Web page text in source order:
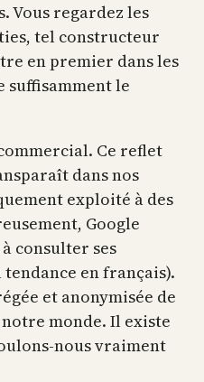
Vous regardez les
tel constructeur
en premier dans les
suffisamment le
Ce reflet
dans nos
exploité à des
Google
consulter ses
tendance en français).
et anonymisée de
monde. Il existe
nous vraiment